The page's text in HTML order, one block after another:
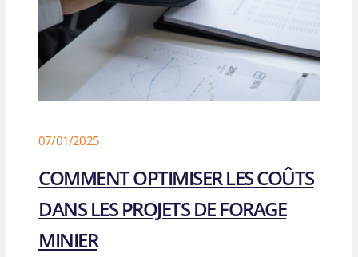
07/01/2025
COMMENT OPTIMISER LES COÛTS
DANS LES PROJETS DE FORAGE
MINIER